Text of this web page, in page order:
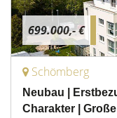
699.000,- €
Schömberg
Neubau |
Charakter |